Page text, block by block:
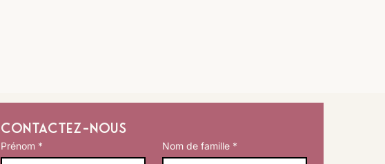
Contactez-nous
Prénom * Nom de famille *